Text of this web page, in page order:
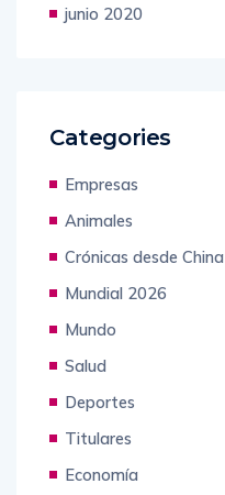
junio 2020
Categories
Empresas
Animales
Crónicas desde China
Mundial 2026
Mundo
Salud
Deportes
Titulares
Economía